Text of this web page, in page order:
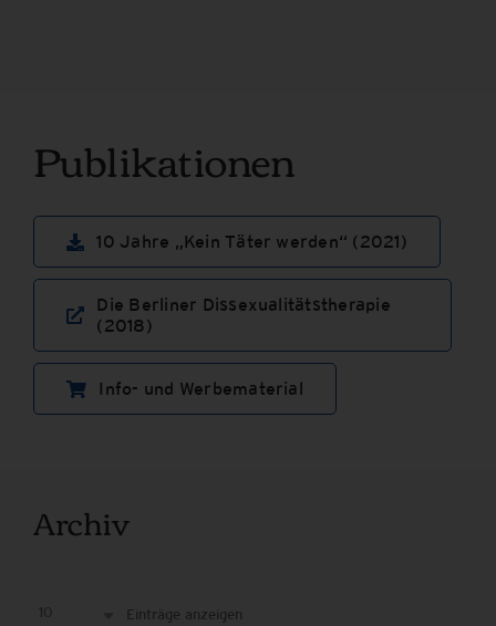
Publikationen
10 Jahre „Kein Täter werden“ (2021)
Die Berliner Dissexualitätstherapie
(2018)
Info- und Werbematerial
Archiv
10 Einträge anzeigen